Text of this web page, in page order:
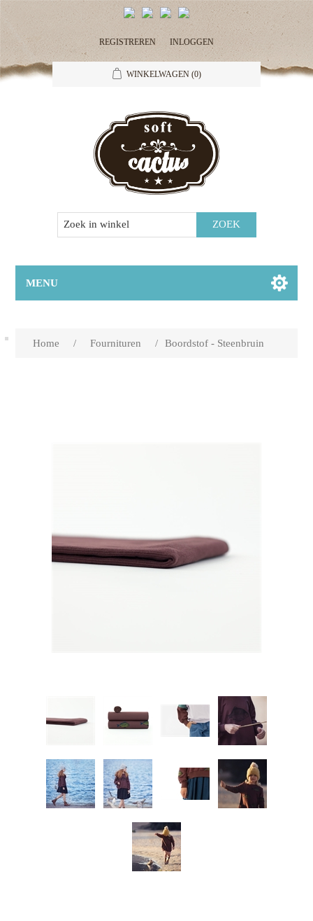
REGISTREREN INLOGGEN
WINKELWAGEN (0)
MENU
Home / Fournituren / Boordstof - Steenbruin